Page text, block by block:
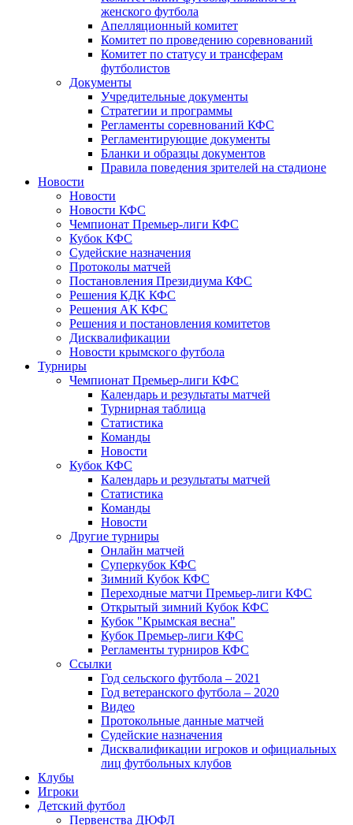
женского футбола
Апелляционный комитет
Комитет по проведению соревнований
Комитет по статусу и трансферам
футболистов
Документы
Учредительные документы
Стратегии и программы
Регламенты соревнований КФС
Регламентирующие документы
Бланки и образцы документов
Правила поведения зрителей на стадионе
Новости
Новости
Новости КФС
Чемпионат Премьер-лиги КФС
Кубок КФС
Судейские назначения
Протоколы матчей
Постановления Президиума КФС
Решения КДК КФС
Решения АК КФС
Решения и постановления комитетов
Дисквалификации
Новости крымского футбола
Турниры
Чемпионат Премьер-лиги КФС
Календарь и результаты матчей
Турнирная таблица
Статистика
Команды
Новости
Кубок КФС
Календарь и результаты матчей
Статистика
Команды
Новости
Другие турниры
Онлайн матчей
Суперкубок КФС
Зимний Кубок КФС
Переходные матчи Премьер-лиги КФС
Открытый зимний Кубок КФС
Кубок "Крымская весна"
Кубок Премьер-лиги КФС
Регламенты турниров КФС
Ссылки
Год сельского футбола – 2021
Год ветеранского футбола – 2020
Видео
Протокольные данные матчей
Судейские назначения
Дисквалификации игроков и официальных
лиц футбольных клубов
Клубы
Игроки
Детский футбол
Первенства ДЮФЛ